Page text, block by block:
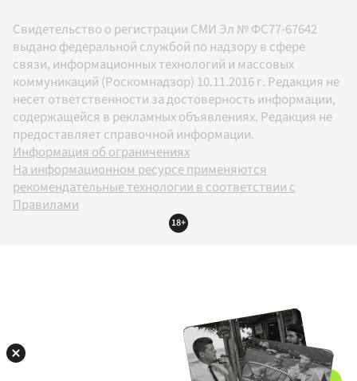
Свидетельство о регистрации СМИ Эл № ФС77-67642
выдано федеральной службой по надзору в сфере
связи, информационных технологий и массовых
коммуникаций (Роскомнадзор) 10.11.2016 г. Редакция не
несет ответственности за достоверность информации,
содержащейся в рекламных объявлениях. Редакция не
предоставляет справочной информации.
Информация об ограничениях
На информационном ресурсе применяются
рекомендательные технологии в соответствии с
Правилами
18+